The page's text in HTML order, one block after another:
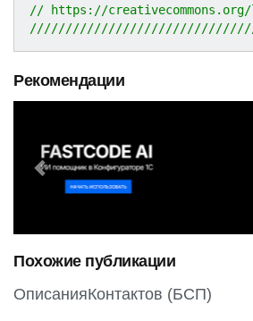
// https://
Рекомендации
e
o
u
s
Похожие публикации
ОписанияКонтактов (БСП)